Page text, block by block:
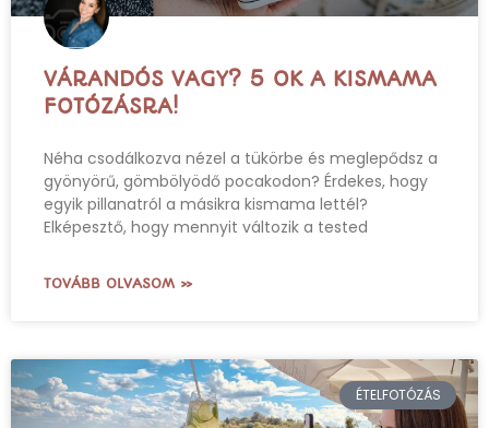
VÁRANDÓS VAGY? 5 OK A KISMAMA
FOTÓZÁSRA!
Néha csodálkozva nézel a tükörbe és meglepődsz a
gyönyörű, gömbölyödő pocakodon? Érdekes, hogy
egyik pillanatról a másikra kismama lettél?
Elképesztő, hogy mennyit változik a tested
TOVÁBB OLVASOM »
ÉTELFOTÓZÁS